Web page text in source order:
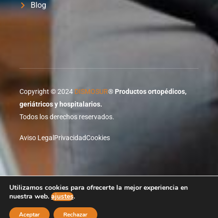
Blog
Copyright © 2024 DISMOSUR® Productos ortopédicos,
geriátricos y hospitalarios.
Todos los derechos reservados.
Aviso LegalPrivacidadCookies
de red.es
Utilizamos cookies para ofrecerte la mejor experiencia en
nuestra web. ajustes.
Aceptar Rechazar